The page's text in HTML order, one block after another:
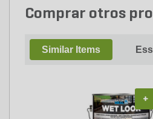
Comprar otros
Similar Items
+